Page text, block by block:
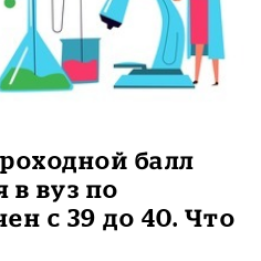
балл
в вуз по
с 39 до 40. Что